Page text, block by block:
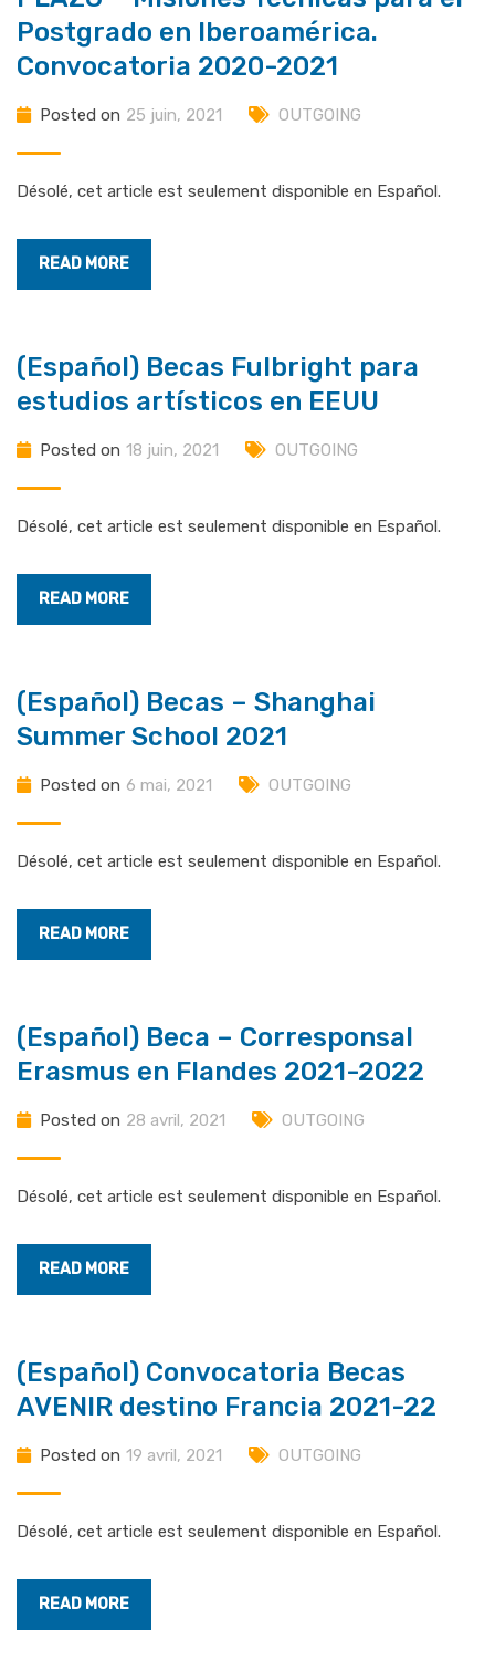
Postgrado en Iberoamérica.
Convocatoria 2020-2021
Posted on 25 juin, 2021 OUTGOING
Désolé, cet article est seulement disponible en Español.
READ MORE
(Español) Becas Fulbright para
estudios artísticos en EEUU
Posted on 18 juin, 2021 OUTGOING
Désolé, cet article est seulement disponible en Español.
READ MORE
(Español) Becas – Shanghai
Summer School 2021
Posted on 6 mai, 2021 OUTGOING
Désolé, cet article est seulement disponible en Español.
READ MORE
(Español) Beca – Corresponsal
Erasmus en Flandes 2021-2022
Posted on 28 avril, 2021 OUTGOING
Désolé, cet article est seulement disponible en Español.
READ MORE
(Español) Convocatoria Becas
AVENIR destino Francia 2021-22
Posted on 19 avril, 2021 OUTGOING
Désolé, cet article est seulement disponible en Español.
READ MORE